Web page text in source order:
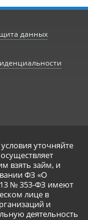
данных
уточняйте
взять займ, и
ФЗ «О
№ 353-ФЗ имеют
лице в
и
деятельность